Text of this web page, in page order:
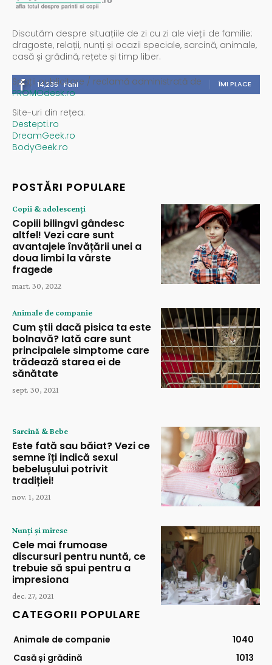
Discutăm despre situațiile de zi cu zi ale vieții de familie:
dragoste, relații, nunți și ocazii speciale, sarcină, animale,
casă și grădină, rețete și timp liber.
14,235 Fani ÎMI PLACE
Spații publicitare / reclamă administrată de
PROMOdesk.ro
Site-uri din rețea:
Destepti.ro
DreamGeek.ro
BodyGeek.ro
POSTĂRI POPULARE
Copii & adolescenți
Copiii bilingvi gândesc
altfel! Vezi care sunt
avantajele învățării unei a
doua limbi la vârste
fragede
mart. 30, 2022
Animale de companie
Cum știi dacă pisica ta este
bolnavă? Iată care sunt
principalele simptome care
trădează starea ei de
sănătate
sept. 30, 2021
Sarcină & Bebe
Este fată sau băiat? Vezi ce
semne îți indică sexul
bebelușului potrivit
tradiției!
nov. 1, 2021
Nunți și mirese
Cele mai frumoase
discursuri pentru nuntă, ce
trebuie să spui pentru a
impresiona
dec. 27, 2021
CATEGORII POPULARE
Animale de companie
1040
Casă și grădină
1013